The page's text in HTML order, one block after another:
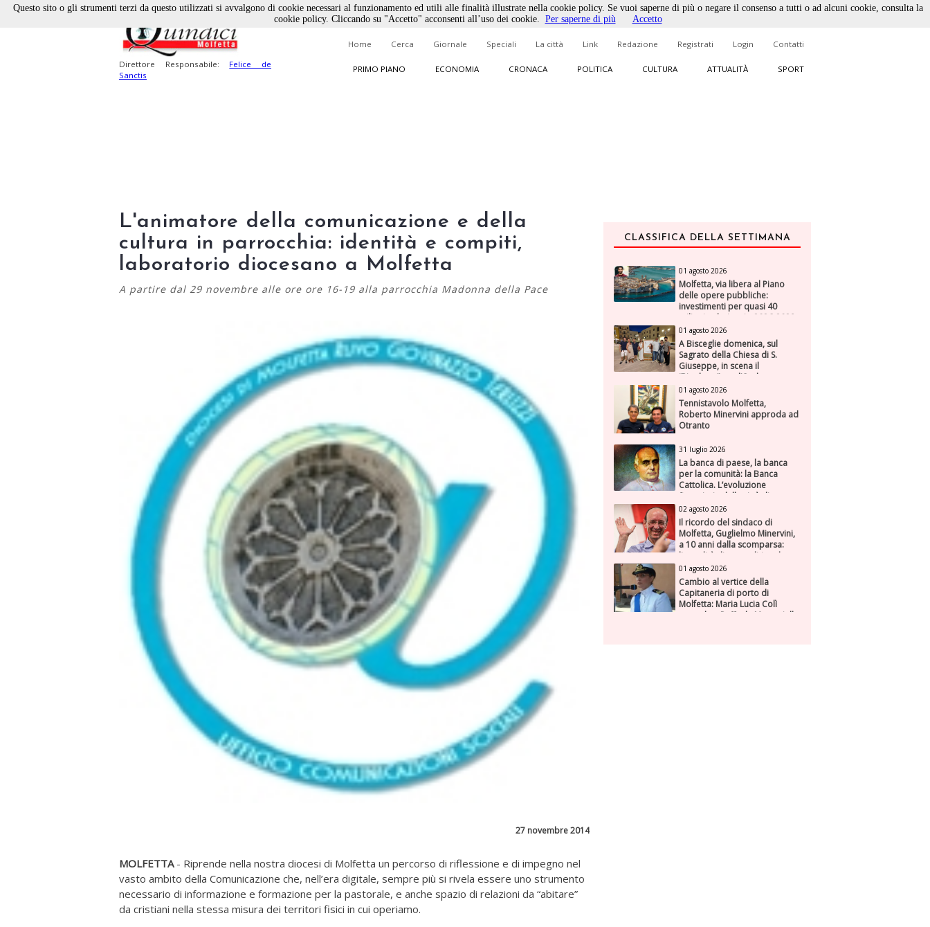
Direttore Responsabile: Felice de
Sanctis
Home Cerca Giornale Speciali La città Link Redazione Registrati Login Contatti
PRIMO PIANO ECONOMIA CRONACA POLITICA CULTURA ATTUALITÀ SPORT
L'animatore della comunicazione e della
cultura in parrocchia: identità e compiti,
laboratorio diocesano a Molfetta
A partire dal 29 novembre alle ore ore 16-19 alla parrocchia Madonna della Pace
27 novembre 2014
MOLFETTA- Riprende nella nostra diocesi di Molfetta un percorso di riflessione e di impegno nel
vasto ambito della Comunicazione che, nell’era digitale, sempre più si rivela essere uno strumento
necessario di informazione e formazione per la pastorale, e anche spazio di relazioni da “abitare”
da cristiani nella stessa misura dei territori fisici in cui operiamo.
CLASSIFICA DELLA SETTIMANA
01 agosto 2026
Molfetta, via libera al Piano
delle opere pubbliche:
investimenti per quasi 40
milioni nel triennio 2026-2028
01 agosto 2026
A Bisceglie domenica, sul
Sagrato della Chiesa di S.
Giuseppe, in scena il
“Rigoletto” con l’Orchestra
Sinfonica Federiciana
01 agosto 2026
Tennistavolo Molfetta,
Roberto Minervini approda ad
Otranto
31 luglio 2026
La banca di paese, la banca
per la comunità: la Banca
Cattolica. L’evoluzione
finanziaria della città di
Molfetta (Parte seconda)
02 agosto 2026
Il ricordo del sindaco di
Molfetta, Guglielmo Minervini,
a 10 anni dalla scomparsa:
l'attualità di una politica che
genera futuro
01 agosto 2026
Cambio al vertice della
Capitaneria di porto di
Molfetta: Maria Lucia Colì
succede a Raffaele Muscariello
Questo sito o gli strumenti terzi da questo utilizzati si avvalgono di cookie necessari al funzionamento ed utili alle finalità illustrate nella cookie policy. Se vuoi saperne di più o negare il consenso a tutti o ad alcuni cookie, consulta la
cookie policy. Cliccando su "Accetto" acconsenti all’uso dei cookie. Per saperne di più Accetto